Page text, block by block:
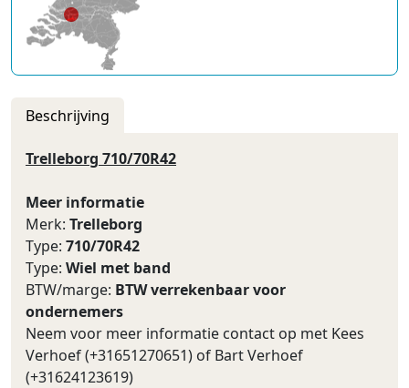
Beschrijving
Trelleborg 710/70R42
Meer informatie
Merk: Trelleborg
Type: 710/70R42
Type: Wiel met band
BTW/marge: BTW verrekenbaar voor
ondernemers
Neem voor meer informatie contact op met Kees
Verhoef (+31651270651) of Bart Verhoef
(+31624123619)